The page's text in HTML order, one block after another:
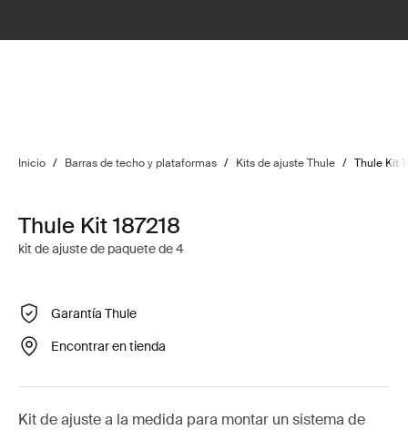
Inicio / Barras de techo y plataformas / Kits de ajuste Thule / Thule Kit
Thule Kit 187218
kit de ajuste de paquete de 4
Garantía Thule
Encontrar en tienda
Kit de ajuste a la medida para montar un sistema de